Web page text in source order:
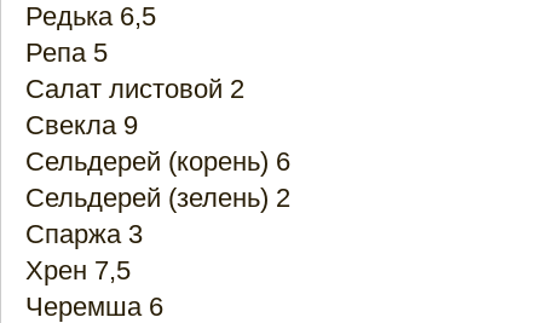
Редька 6,5
Репа 5
Салат листовой 2
Свекла 9
Сельдерей (корень) 6
Сельдерей (зелень) 2
Спаржа 3
Хрен 7,5
Черемша 6